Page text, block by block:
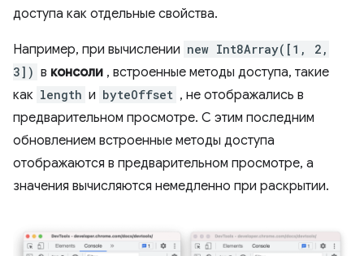
доступа как отдельные свойства.
Например, при вычислении new Int8Array([1, 2,
3]) в консоли , встроенные методы доступа, такие
как length и byteOffset , не отображались в
предварительном просмотре. С этим последним
обновлением встроенные методы доступа
отображаются в предварительном просмотре, а
значения вычисляются немедленно при раскрытии.